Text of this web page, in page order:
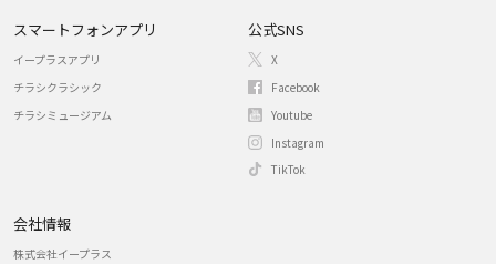
スマートフォンアプリ
イープラスアプリ
チラシクラシック
チラシミュージアム
公式SNS
X
Facebook
Youtube
Instagram
TikTok
会社情報
株式会社イープラス